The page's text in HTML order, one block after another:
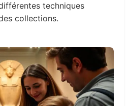
techniques
collections.